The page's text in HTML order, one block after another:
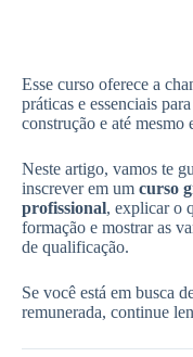
Esse curso oferece a
práticas e essenciais
construção e até mesmo
Neste artigo, vamos te
inscrever em um curso
profissional, explicar o
formação e mostrar as
de qualificação.
Se você está em busca
remunerada, continue